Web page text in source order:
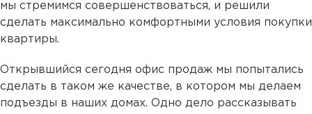
мы стремимся совершенствоваться, и решили
сделать максимально комфортными условия покупки
квартиры.
Открывшийся сегодня офис продаж мы попытались
сделать в таком же качестве, в котором мы делаем
подъезды в наших домах. Одно дело рассказывать